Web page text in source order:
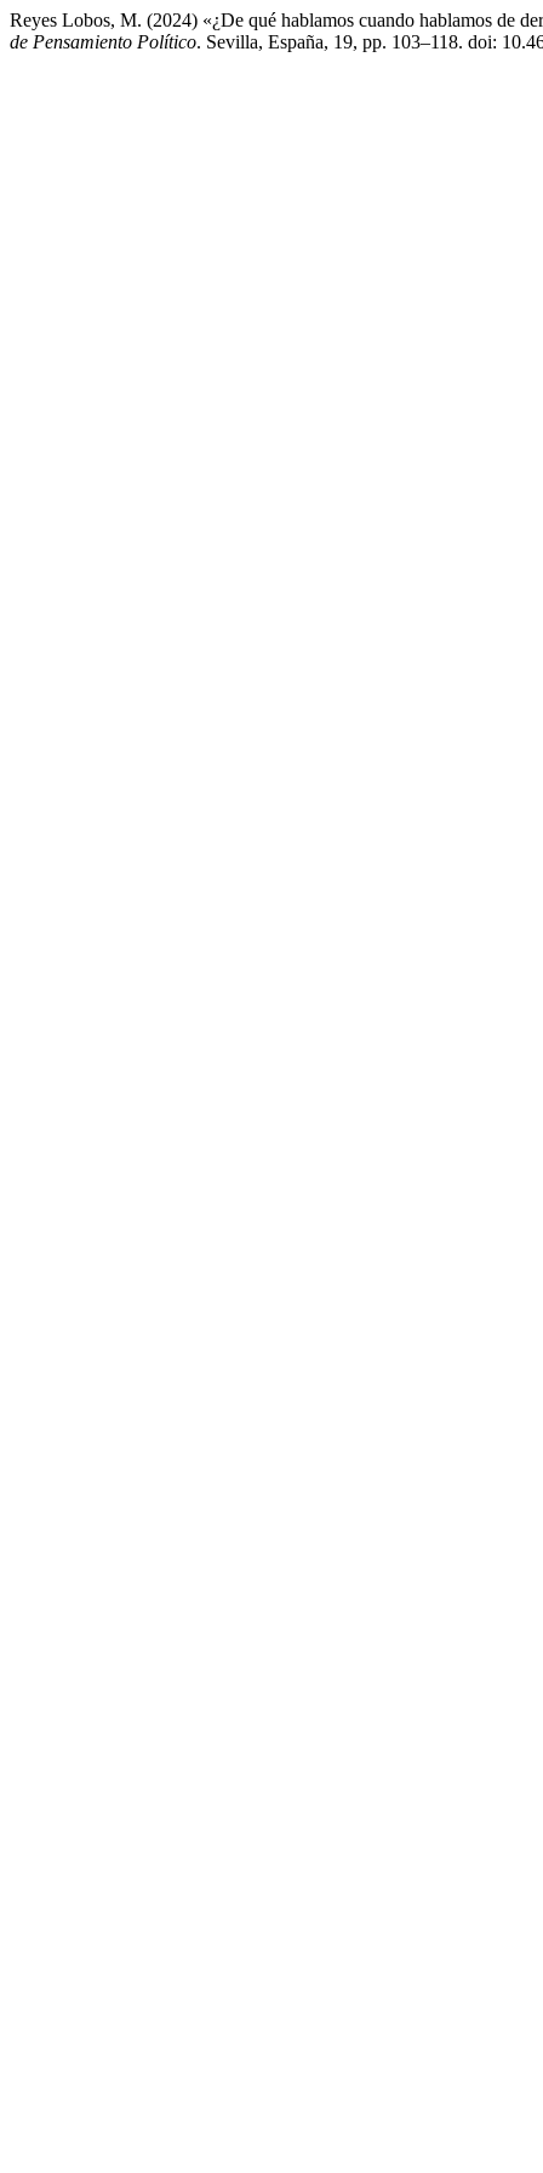
Reyes Lobos, M. (2024) «¿De qué hablamos cuando hablamos de
de Pensamiento Político. Sevilla, España, 19, pp. 103–118. doi: